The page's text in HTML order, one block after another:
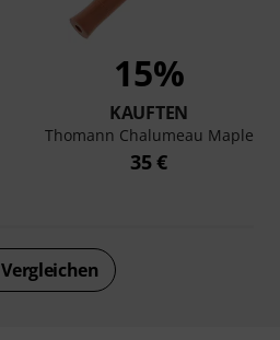
15%
KAUFTEN
Thomann Chalumeau Maple
35 €
Vergleichen